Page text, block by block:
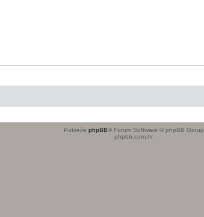
Pokreće phpBB® Forum Software © phpBB Group
phpbb.com.hr